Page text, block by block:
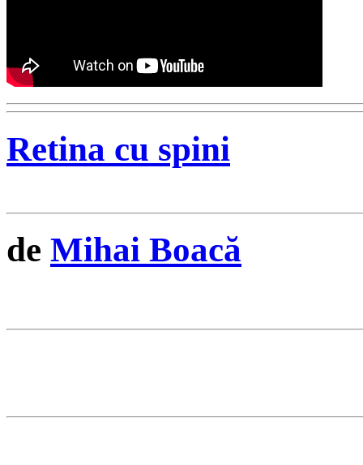
Retina cu spini
de Mihai Boacă